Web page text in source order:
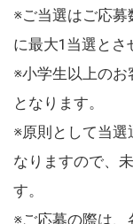
※ご当選はご応募
に最大1当選とさ
※小学生以上の
となります。
※原則として当選
なりますので、
す。
※ご応募の際は